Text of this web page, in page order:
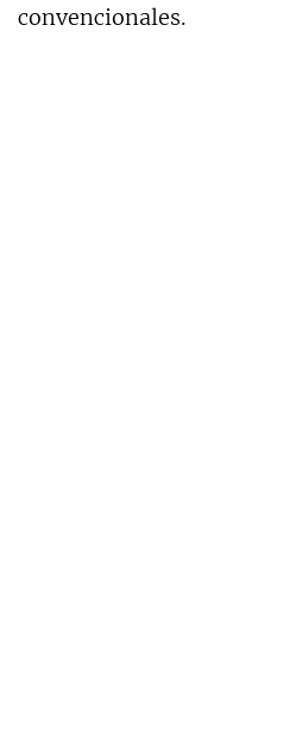
convencionales.